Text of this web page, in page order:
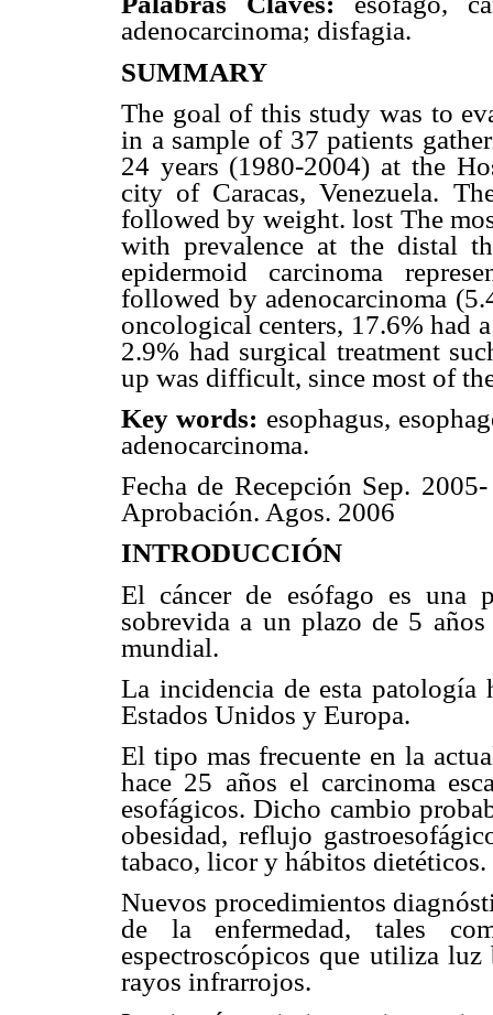
adenocarcinoma; disfagia.
SUMMARY
The goal of this study was to
in a sample of 37 patients
24 years (1980-2004) at the
city of Caracas, Venezuela.
followed by weight. lost The
with prevalence at the distal
epidermoid carcinoma
followed by adenocarcinoma
oncological centers, 17.6% had
2.9% had surgical treatment
up was difficult, since most of
Key words: esophagus,
adenocarcinoma.
Fecha de Recepción Sep.
Aprobación. Agos. 2006
INTRODUCCIÓN
El cáncer de esófago es una
sobrevida a un plazo de 5
mundial.
La incidencia de esta patología
Estados Unidos y Europa.
El tipo mas frecuente en la
hace 25 años el carcinoma
esofágicos. Dicho cambio
obesidad, reflujo
tabaco, licor y hábitos dietéticos.
Nuevos procedimientos
de la enfermedad, tales
espectroscópicos que utiliza
rayos infrarrojos.